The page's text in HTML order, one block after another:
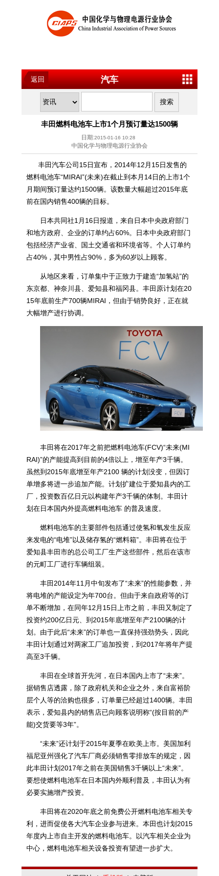
返回 汽车
丰田燃料电池车上市1个月预订量达1500辆
日期:2015-01-16 10:28
中国化学与物理电源行业协会
丰田汽车公司15日宣布，2014年12月15日发售的
燃料电池车“MIRAI”(未来)在截止到本月14日的上市1个
月期间预订量达约1500辆。该数量大幅超过2015年底
前在国内销售400辆的目标。
日本共同社1月16日报道， 来自日本中央政府部门
和地方政府、企业的订单约占60%。日本中央政府部门
包括经济产业省、国土交通省和环境省等。个人订单约
占40%，其中男性占90%，多为60岁以上顾客。
从地区来看，订单集中于正致力于建造“加氢站”的
东京都、神奈川县、爱知县和福冈县。丰田原计划在20
15年底前生产700辆MIRAI，但由于销势良好，正在就
大幅增产进行协调。
丰田将在2017年之前把燃料电池车(FCV)“未来(MI
RAI)”的产能提高到目前的4倍以上，增至年产3千辆。
虽然到2015年底增至年产2100 辆的计划没变，但因订
单增多将进一步追加产能。计划扩建位于爱知县内的工
厂，投资数百亿日元以构建年产3千辆的体制。丰田计
划在日本国内外提高燃料电池车 的普及速度。
燃料电池车的主要部件包括通过使氢和氧发生反应
来发电的“电堆”以及储存氢的“燃料箱”。丰田将在位于
爱知县丰田市的总公司工厂生产这些部件，然后在该市
的元町工厂进行车辆组装。
丰田2014年11月中旬发布了“未来”的性能参数，并
将电堆的产能设定为年700台。但由于来自政府等的订
单不断增加，在同年12月15日上市之前，丰田又制定了
投资约200亿日元、到2015年底增至年产2100辆的计
划。 由于此后“未来”的订单也一直保持强劲势头，因此
丰田计划通过对两家工厂追加投资，到2017年将年产提
高至3千辆。
丰田在全球首开先河，在日本国内上市了“未来”。
据销售店透露，除了政府机关和企业之外，来自富裕阶
层个人等的洽购也很多，订单量已经超过1400辆。丰田
表示，爱知县内的销售店已向顾客说明称“(按目前的产
能)交货要等3年”。
“未来”还计划于2015年夏季在欧美上市。美国加利
福尼亚州强化了汽车厂商必须销售零排放车的规定，因
此丰田计划2017年之前在美国销售3千辆以上“未来”。
要想使燃料电池车在日本国内外顺利普及，丰田认为有
必要实施增产投资。
丰田将在2020年底之前免费公开燃料电池车相关专
利，进而促使各大汽车企业参与进来。本田也计划2015
年度内上市自主开发的燃料电池车。以汽车相关企业为
中心，燃料电池车相关设备投资有望进一步扩大。